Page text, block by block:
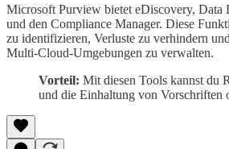
Microsoft Purview bietet eDiscovery, Data
und den Compliance Manager. Diese
zu identifizieren, Verluste zu verhindern
Multi-Cloud-Umgebungen zu verwalten.
Vorteil: Mit diesen Tools kannst du
und die Einhaltung von Vorschriften